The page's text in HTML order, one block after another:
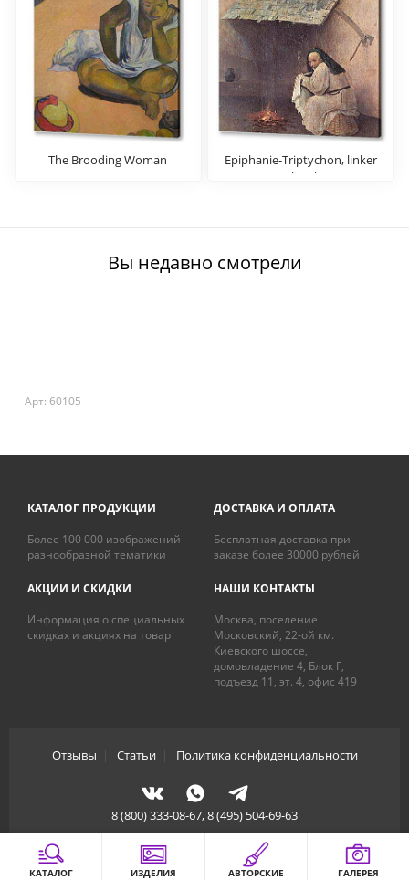
КАТАЛОГ ИЗДЕЛИЯ АВТОРСКИЕ ГАЛЕРЕЯ
The Brooding Woman
Epiphanie-Triptychon, linker
Flugel
Вы недавно смотрели
Арт: 60105
КАТАЛОГ ПРОДУКЦИИ
Более 100 000 изображений
разнообразной тематики
ДОСТАВКА И ОПЛАТА
Бесплатная доставка при
заказе более 30000 рублей
АКЦИИ И СКИДКИ
Информация о специальных
скидках и акциях на товар
НАШИ КОНТАКТЫ
Москва, поселение
Московский, 22-ой км.
Киевского шоссе,
домовладение 4, Блок Г,
подъезд 11, эт. 4, офис 419
Отзывы Статьи| Политика конфиденциальности
8 (800) 333-08-67, 8 (495) 504-69-63
info@artdecory.ru